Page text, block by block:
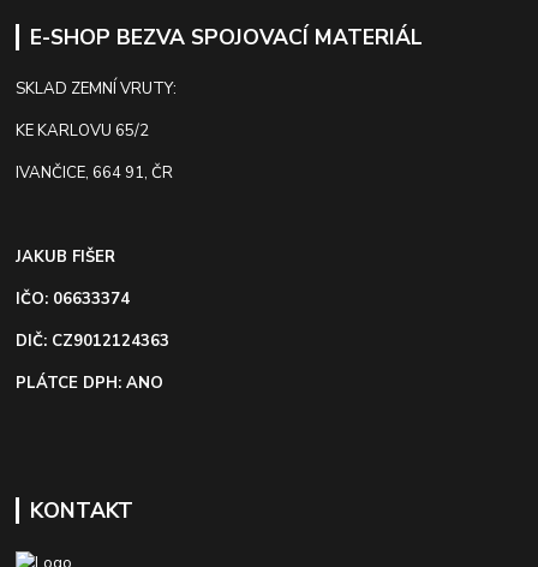
E-SHOP BEZVA SPOJOVACÍ MATERIÁL
SKLAD ZEMNÍ VRUTY:
KE KARLOVU 65/2
IVANČICE, 664 91, ČR
JAKUB FIŠER
IČO: 06633374
DIČ: CZ9012124363
PLÁTCE DPH: ANO
KONTAKT